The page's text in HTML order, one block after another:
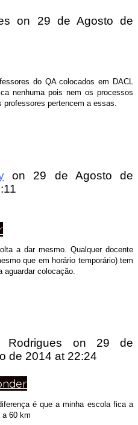
on 29 de Agosto de
do QA colocados em DACL
nenhuma pois nem os processos
pertencem a essas.
on 29 de Agosto de
a dar mesmo. Qualquer docente
que em horário temporário) tem
aguardar colocação.
Rodrigues on 29 de
de 2014 at 22:24
é que a minha escola fica a
a 60 km